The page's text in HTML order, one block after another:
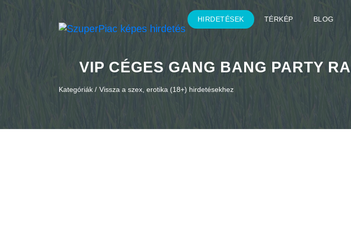
HIRDETÉSEK TÉRKÉP BLOG
VIP CÉGES GANG BANG PARTY
Kategóriák / Vissza a szex, erotika (18+) hirdetésekhez